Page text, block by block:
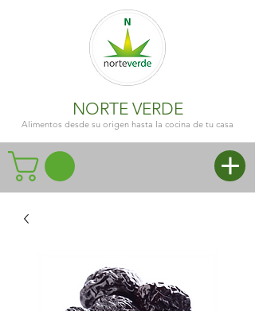
NORTE VERDE
Alimentos desde su origen hasta la cocina de tu casa